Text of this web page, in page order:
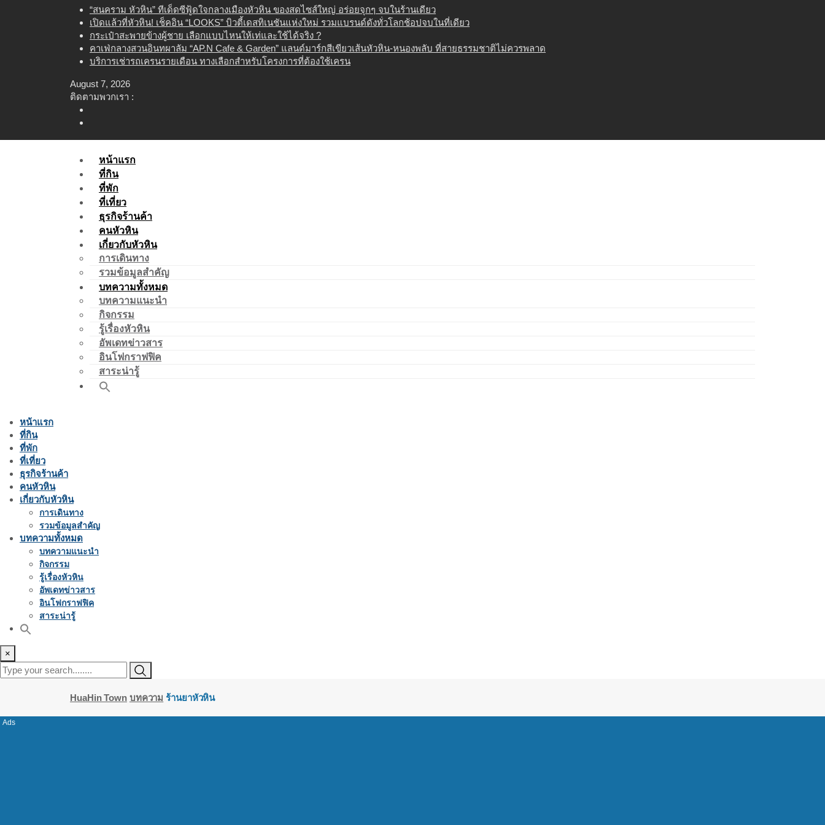
“สนคราม หัวหิน” ทีเด็ดซีฟู้ดใจกลางเมืองหัวหิน ของสดไซส์ใหญ่ อร่อยจุกๆ จบในร้านเดียว
เปิดแล้วที่หัวหิน! เช็คอิน “LOOKS” บิวตี้เดสทิเนชันแห่งใหม่ รวมแบรนด์ดังทั่วโลกช้อปจบในที่เดียว
กระเป๋าสะพายข้างผู้ชาย เลือกแบบไหนให้เท่และใช้ได้จริง ?
คาเฟ่กลางสวนอินทผาลัม “AP.N Cafe & Garden” แลนด์มาร์กสีเขียวเส้นหัวหิน-หนองพลับ ที่สายธรรมชาติไม่ควรพลาด
บริการเช่ารถเครนรายเดือน ทางเลือกสำหรับโครงการที่ต้องใช้เครน
August 7, 2026
ติดตามพวกเรา :
หน้าแรก
ที่กิน
ที่พัก
ที่เที่ยว
ธุรกิจร้านค้า
คนหัวหิน
เกี่ยวกับหัวหิน
การเดินทาง
รวมข้อมูลสำคัญ
บทความทั้งหมด
บทความแนะนำ
กิจกรรม
รู้เรื่องหัวหิน
อัพเดทข่าวสาร
อินโฟกราฟฟิค
สาระน่ารู้
หน้าแรก
ที่กิน
ที่พัก
ที่เที่ยว
ธุรกิจร้านค้า
คนหัวหิน
เกี่ยวกับหัวหิน
การเดินทาง
รวมข้อมูลสำคัญ
บทความทั้งหมด
บทความแนะนำ
กิจกรรม
รู้เรื่องหัวหิน
อัพเดทข่าวสาร
อินโฟกราฟฟิค
สาระน่ารู้
×
HuaHin Town บทความ ร้านยาหัวหิน